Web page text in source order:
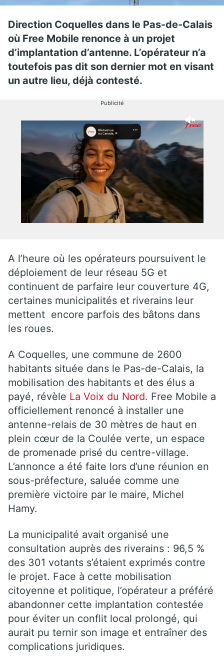
Direction Coquelles dans le Pas-de-Calais
où Free Mobile renonce à un projet
d’implantation d’antenne. L’opérateur n’a
toutefois pas dit son dernier mot en visant
un autre lieu, déjà contesté.
Publicité
A l’heure où les opérateurs poursuivent le
déploiement de leur réseau 5G et
continuent de parfaire leur couverture 4G,
certaines municipalités et riverains leur
mettent encore parfois des bâtons dans
les roues.
A Coquelles, une commune de 2600
habitants située dans le Pas-de-Calais, la
mobilisation des habitants et des élus a
payé, révèle La Voix du Nord. Free Mobile a
officiellement renoncé à installer une
antenne-relais de 30 mètres de haut en
plein cœur de la Coulée verte, un espace
de promenade prisé du centre-village.
L’annonce a été faite lors d’une réunion en
sous-préfecture, saluée comme une
première victoire par le maire, Michel
Hamy.
La municipalité avait organisé une
consultation auprès des riverains : 96,5 %
des 301 votants s’étaient exprimés contre
le projet. Face à cette mobilisation
citoyenne et politique, l’opérateur a préféré
abandonner cette implantation contestée
pour éviter un conflit local prolongé, qui
aurait pu ternir son image et entraîner des
complications juridiques.